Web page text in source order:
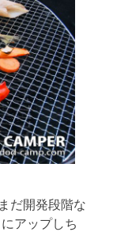
だ開発段階な
アップしち